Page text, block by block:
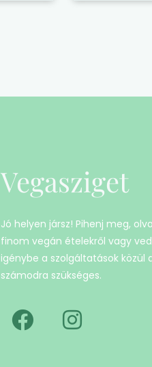
Vegasziget
Jó helyen jársz! Pihenj meg,
finom vegán ételekről vagy
igénybe a szolgáltatások közül
számodra szükséges.